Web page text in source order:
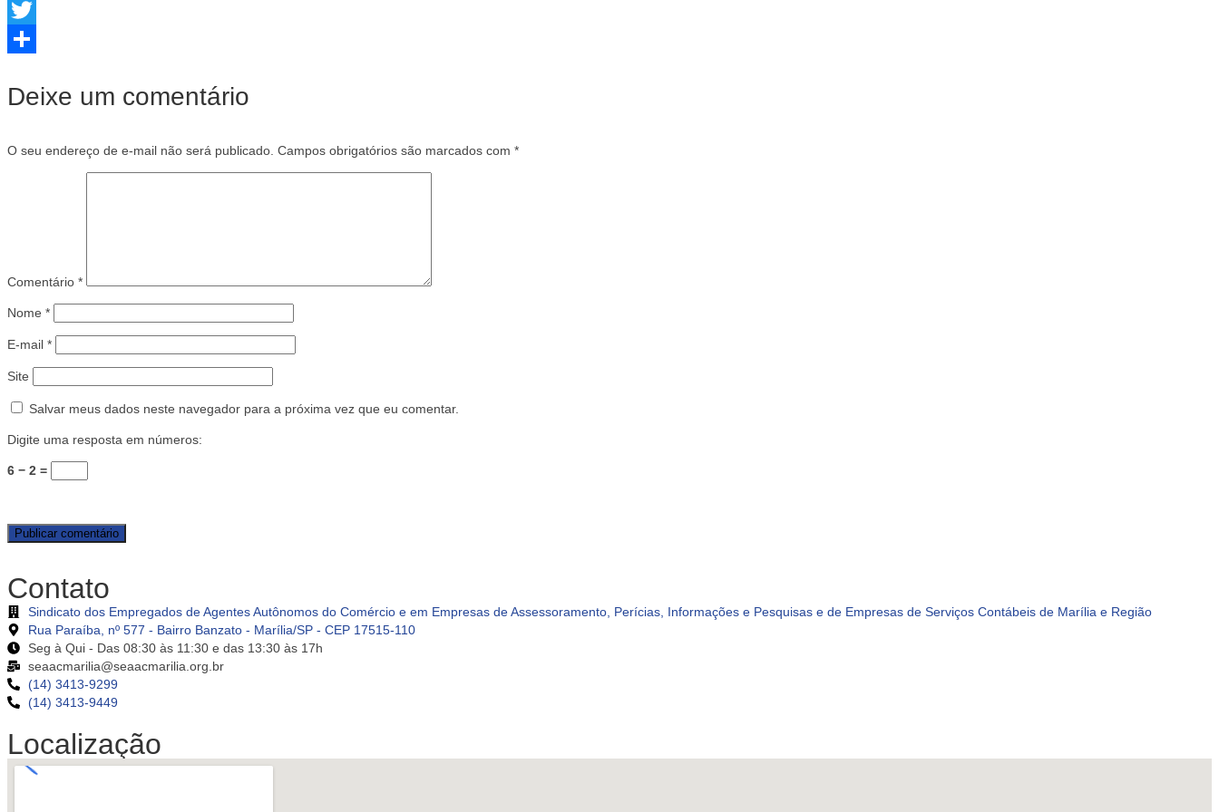
Facebook
Twitter
Deixe um comentário
O seu endereço de e-mail não será publicado. Campos obrigatórios são marcados com *
Comentário *
Nome *
E-mail *
Site
Salvar meus dados neste navegador para a próxima vez que eu comentar.
Digite uma resposta em números:
6 − 2 =
Contato
Sindicato dos Empregados de Agentes Autônomos do Comércio e em Empresas de Assessoramento, Perícias, Informações e Pesquisas e de Empresas de Serviços Contábeis de Marília e Região
Rua Paraíba, nº 577 - Bairro Banzato - Marília/SP - CEP 17515-110
Seg à Qui - Das 08:30 às 11:30 e das 13:30 às 17h
seaacmarilia@seaacmarilia.org.br
(14) 3413-9299
(14) 3413-9449
Localização